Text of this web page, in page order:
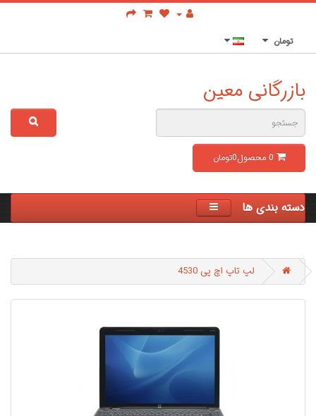
تومان
بازرگانی معین
0 محصول0تومان
دسته بندی ها
لپ تاپ اچ پی 4530